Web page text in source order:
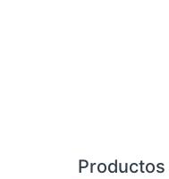
Brands